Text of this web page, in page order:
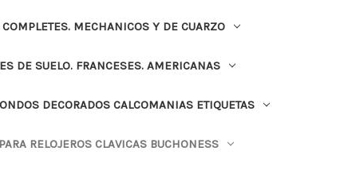
MECHANICOS Y DE CUARZO
DE SUELO. FRANCESES. AMERICANAS
DECORADOS CALCOMANIAS ETIQUETAS
RELOJEROS CLAVICAS BUCHONESS